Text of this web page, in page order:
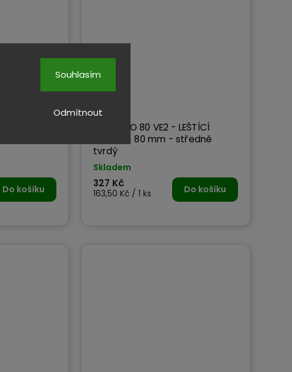
Odmítnout
Souhlasím
Do košíku
FLEX PS-O 80 VE2 - LEŠTÍCÍ
KOTOUČ 80 mm - středně
tvrdý
Skladem
327 Kč
163,50 Kč / 1 ks Do košíku